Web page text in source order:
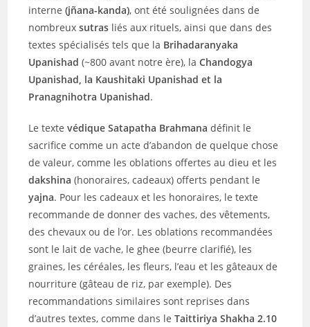
interne (jñana-kanda), ont été soulignées dans de
nombreuxsutras liés aux rituels, ainsi que dans des
textes spécialisés tels que la Brihadaranyaka
Upanishad (~800 avant notre ère), la Chandogya
Upanishad, la Kaushitaki Upanishad et la
Pranagnihotra Upanishad.
Le textevédique Satapatha Brahmanadéfinit le
sacrifice comme un acte d’abandon de quelque chose
de valeur, comme les oblations offertes au dieu et les
dakshina (honoraires, cadeaux) offerts pendant le
yajna. Pour les cadeaux et les honoraires, le texte
recommande de donner des vaches, des vêtements,
des chevaux ou de l’or. Les oblations recommandées
sont le lait de vache, le ghee (beurre clarifié), les
graines, les céréales, les fleurs, l’eau et les gâteaux de
nourriture (gâteau de riz, par exemple). Des
recommandations similaires sont reprises dans
d’autres textes, comme dans leTaittiriya Shakha 2.10